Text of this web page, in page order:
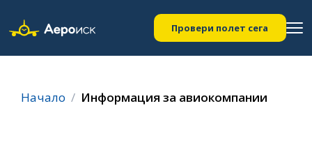
Провери полет сега
Начало Информация за авиокомпании